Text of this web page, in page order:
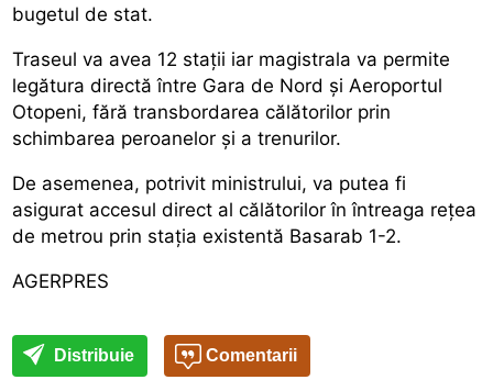
bugetul de stat.
Traseul va avea 12 stații iar magistrala va permite
legătura directă între Gara de Nord și Aeroportul
Otopeni, fără transbordarea călătorilor prin
schimbarea peroanelor și a trenurilor.
De asemenea, potrivit ministrului, va putea fi
asigurat accesul direct al călătorilor în întreaga rețea
de metrou prin stația existentă Basarab 1-2.
AGERPRES
Distribuie Comentarii